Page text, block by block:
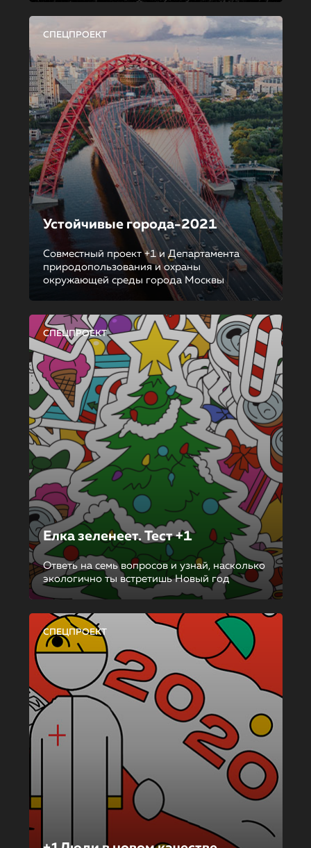
СПЕЦПРОЕКТ
Устойчивые города-2021
Совместный проект +1 и Департамента
природопользования и охраны
окружающей среды города Москвы
СПЕЦПРОЕКТ
Елка зеленеет. Тест +1
Ответь на семь вопросов и узнай, насколько
экологично ты встретишь Новый год
СПЕЦПРОЕКТ